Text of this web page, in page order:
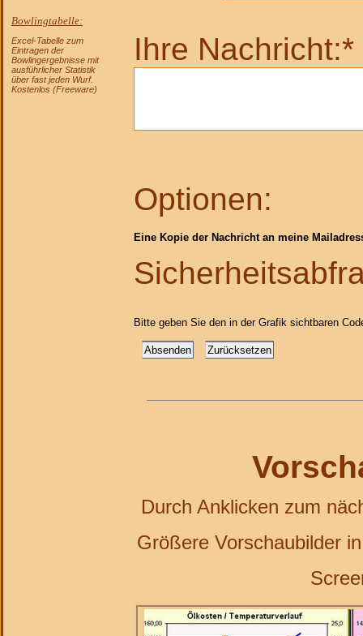
Bowlingtabelle:
Excel-Tabelle zum
Eintragen der
Bowlingergebnisse mit
ausführlicher Statistik
über fast jeden Wurf.
Kostenlos (Freeware)
Ihre Nachricht:*
Optionen:
Eine Kopie der Nachricht an meine
Bitte geben Sie den in der Grafik sichtbaren
Durch Anklicken zum
Größere Vorschaubilder